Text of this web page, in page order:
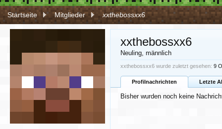
Startseite Mitglieder xxthebossxx6
xxthebossxx6
Neuling, männlich
xxthebossxx6 wurde zuletzt gesehen: 9
Profilnachrichten Letzte
Bisher wurden noch keine